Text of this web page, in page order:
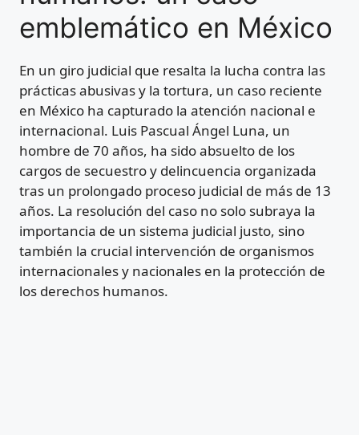
emblemático en México
En un giro judicial que resalta la lucha contra las
prácticas abusivas y la tortura, un caso reciente
en México ha capturado la atención nacional e
internacional. Luis Pascual Ángel Luna, un
hombre de 70 años, ha sido absuelto de los
cargos de secuestro y delincuencia organizada
tras un prolongado proceso judicial de más de 13
años. La resolución del caso no solo subraya la
importancia de un sistema judicial justo, sino
también la crucial intervención de organismos
internacionales y nacionales en la protección de
los derechos humanos.